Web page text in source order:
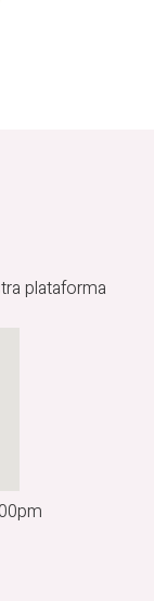
plataforma